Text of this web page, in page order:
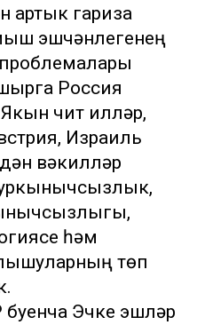
артык гариза
эшчәнлегенең
Россия
чит илләр,
Израиль
вәкилләр
һәм
төп
буенча Эчке эшләр